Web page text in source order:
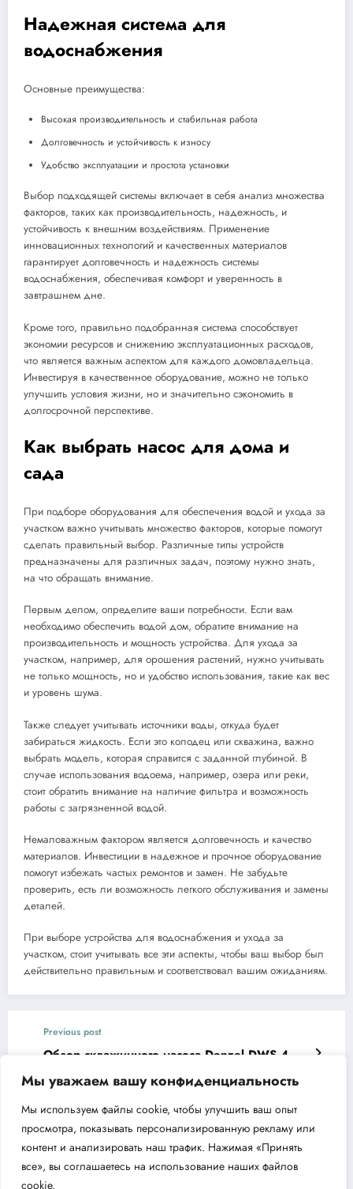
Мы уважаем вашу конфиденциальность
Мы используем файлы cookie, чтобы улучшить ваш опыт
просмотра, показывать персонализированную рекламу или
контент и анализировать наш трафик. Нажимая «Принять
все», вы соглашаетесь на использование наших файлов
cookie.
Надежная система для
водоснабжения
Основные преимущества:
Высокая производительность и стабильная работа
Долговечность и устойчивость к износу
Удобство эксплуатации и простота установки
Выбор подходящей системы включает в себя анализ множества
факторов, таких как производительность, надежность, и
устойчивость к внешним воздействиям. Применение
инновационных технологий и качественных материалов
гарантирует долговечность и надежность системы
водоснабжения, обеспечивая комфорт и уверенность в
завтрашнем дне.
Кроме того, правильно подобранная система способствует
экономии ресурсов и снижению эксплуатационных расходов,
что является важным аспектом для каждого домовладельца.
Инвестируя в качественное оборудование, можно не только
улучшить условия жизни, но и значительно сэкономить в
долгосрочной перспективе.
Как выбрать насос для дома и
сада
При подборе оборудования для обеспечения водой и ухода за
участком важно учитывать множество факторов, которые помогут
сделать правильный выбор. Различные типы устройств
предназначены для различных задач, поэтому нужно знать,
на что обращать внимание.
Первым делом, определите ваши потребности. Если вам
необходимо обеспечить водой дом, обратите внимание на
производительность и мощность устройства. Для ухода за
участком, например, для орошения растений, нужно учитывать
не только мощность, но и удобство использования, такие как вес
и уровень шума.
Также следует учитывать источники воды, откуда будет
забираться жидкость. Если это колодец или скважина, важно
выбрать модель, которая справится с заданной глубиной. В
случае использования водоема, например, озера или реки,
стоит обратить внимание на наличие фильтра и возможность
работы с загрязненной водой.
Немаловажным фактором является долговечность и качество
материалов. Инвестиции в надежное и прочное оборудование
помогут избежать частых ремонтов и замен. Не забудьте
проверить, есть ли возможность легкого обслуживания и замены
деталей.
При выборе устройства для водоснабжения и ухода за
участком, стоит учитывать все эти аспекты, чтобы ваш выбор был
действительно правильным и соответствовал вашим ожиданиям.
Previous post
Обзор скважинного насоса Denzel DWS 4
Обзор воздушного компрессора Сибртех